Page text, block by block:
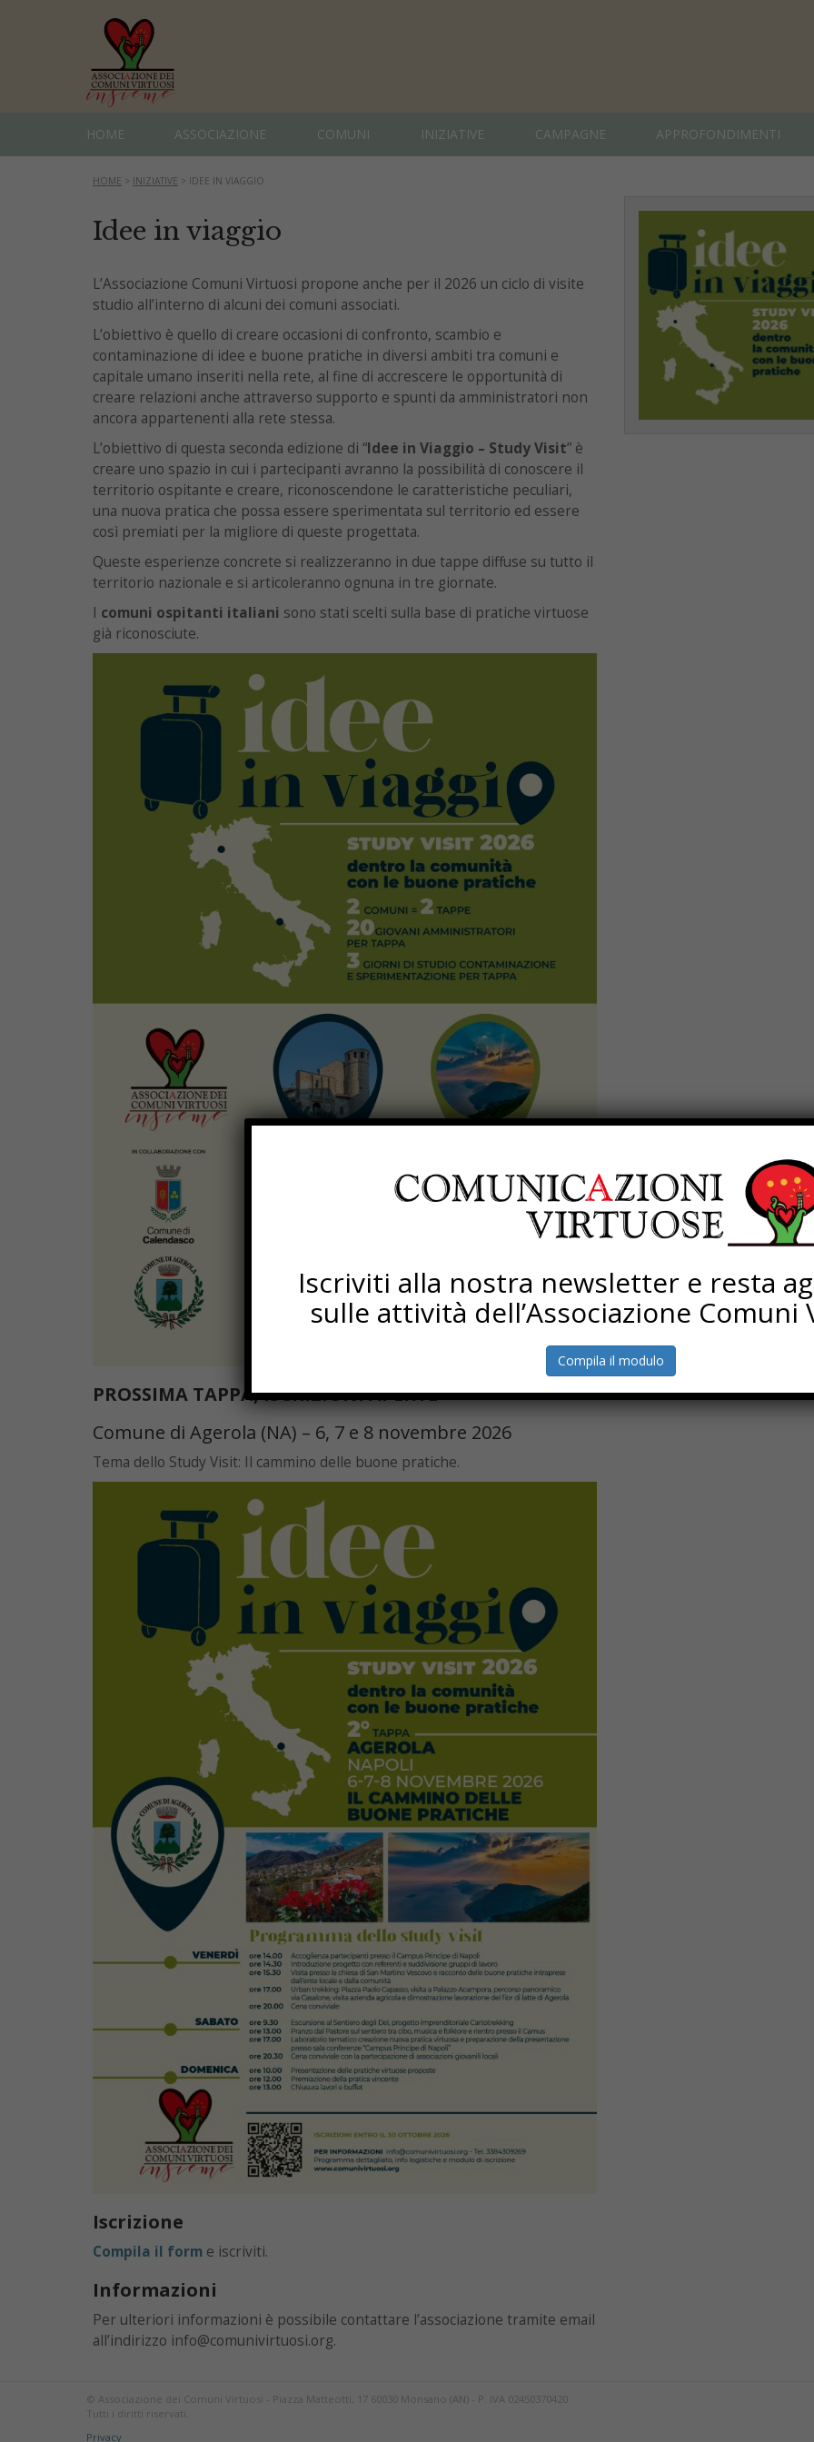
HOME ASSOCIAZIONE COMUNI INIZIATIVE CAMPAGNE APPROFONDIMENTI
HOME > INIZIATIVE > IDEE IN VIAGGIO
Idee in viaggio
L’Associazione Comuni Virtuosi propone anche per il 2026 un ciclo di visite
studio all’interno di alcuni dei comuni associati.
L’obiettivo è quello di creare occasioni di confronto, scambio e
contaminazione di idee e buone pratiche in diversi ambiti tra comuni e
capitale umano inseriti nella rete, al fine di accrescere le opportunità di
creare relazioni anche attraverso supporto e spunti da amministratori non
ancora appartenenti alla rete stessa.
L’obiettivo di questa seconda edizione di “Idee in Viaggio – Study Visit” è
creare uno spazio in cui i partecipanti avranno la possibilità di conoscere il
territorio ospitante e creare, riconoscendone le caratteristiche peculiari,
una nuova pratica che possa essere sperimentata sul territorio ed essere
così premiati per la migliore di queste progettata.
Queste esperienze concrete si realizzeranno in due tappe diffuse su tutto il
territorio nazionale e si articoleranno ognuna in tre giornate.
I comuni ospitanti italiani sono stati scelti sulla base di pratiche virtuose
già riconosciute.
PROSSIMA TAPPA, ISCRIZIONI APERTE
Comune di Agerola (NA) – 6, 7 e 8 novembre 2026
Tema dello Study Visit: Il cammino delle buone pratiche.
Iscrizione
Compila il form e iscriviti.
Informazioni
Per ulteriori informazioni è possibile contattare l’associazione tramite email
all’indirizzo info@comunivirtuosi.org.
© Associazione dei Comuni Virtuosi - Piazza Matteotti, 17 60030 Monsano (AN) - P. IVA 02450370420
Tutti i diritti riservati.
Privacy
Iscriviti alla nostra newsletter e resta
sulle attività dell’Associazione Comuni
Compila il modulo